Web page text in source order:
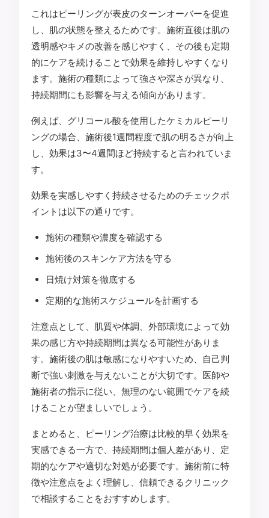
これはピーリングが表皮のターンオーバーを促進
し、肌の状態を整えるためです。施術直後は肌の
透明感やキメの改善を感じやすく、その後も定期
的にケアを続けることで効果を維持しやすくなり
ます。施術の種類によって強さや深さが異なり、
持続期間にも影響を与える傾向があります。
例えば、グリコール酸を使用したケミカルピーリ
ングの場合、施術後1週間程度で肌の明るさが向上
し、効果は3〜4週間ほど持続すると言われていま
す。
効果を実感しやすく持続させるためのチェックポ
イントは以下の通りです。
施術の種類や濃度を確認する
施術後のスキンケア方法を守る
日焼け対策を徹底する
定期的な施術スケジュールを計画する
注意点として、肌質や体調、外部環境によって効
果の感じ方や持続期間は異なる可能性がありま
す。施術後の肌は敏感になりやすいため、自己判
断で強い刺激を与えないことが大切です。医師や
施術者の指示に従い、無理のない範囲でケアを続
けることが望ましいでしょう。
まとめると、ピーリング治療は比較的早く効果を
実感できる一方で、持続期間は個人差があり、定
期的なケアや適切な対処が必要です。施術前に特
徴や注意点をよく理解し、信頼できるクリニック
で相談することをおすすめします。